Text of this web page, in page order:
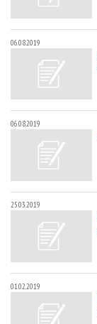
06.08.2019
06.08.2019
25.03.2019
01.02.2019